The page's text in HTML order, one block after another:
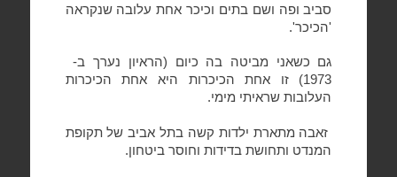
סביב ופה ושם בתים וכיכר אחת עלובה שנקראה
'הכיכר'.
גם כשאני מביטה בה כיום (הראיון נערך ב-
1973) זו אחת הכיכרות היא אחת הכיכרות
העלובות שראיתי מימי.
זאבה מתארת ילדות קשה בתל אביב של תקופת
המנדט ותחושת בדידות וחוסר ביטחון.